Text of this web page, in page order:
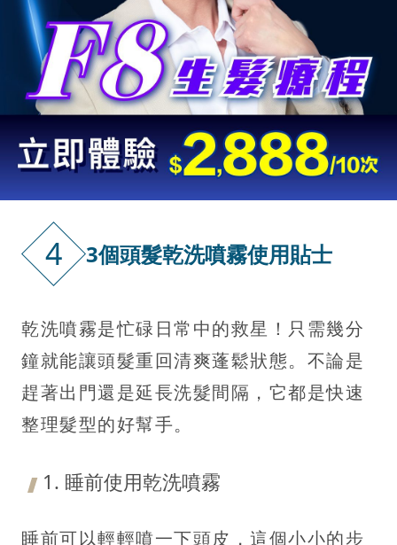
4 3個頭髮乾洗噴霧使用貼士
乾洗噴霧是忙碌日常中的救星！只需幾分
鐘就能讓頭髮重回清爽蓬鬆狀態。不論是
趕著出門還是延長洗髮間隔，它都是快速
整理髮型的好幫手。
1. 睡前使用乾洗噴霧
睡前可以輕輕噴一下頭皮，這個小小的步